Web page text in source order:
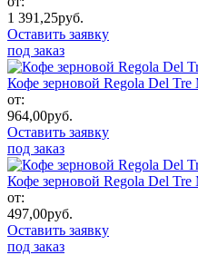
1 391,25руб.
Оставить заявку
под заказ
Кофе зерновой Regola Del Tre
от:
964,00руб.
Оставить заявку
под заказ
Кофе зерновой Regola Del Tre
от:
497,00руб.
Оставить заявку
под заказ